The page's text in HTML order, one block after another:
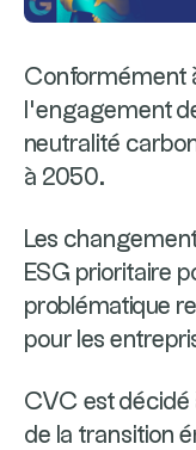
Conformément
l’engagement
neutralité
à 2050.
Les
ESG prioritaire
problématique
pour les
CVC est décidé
de la transition